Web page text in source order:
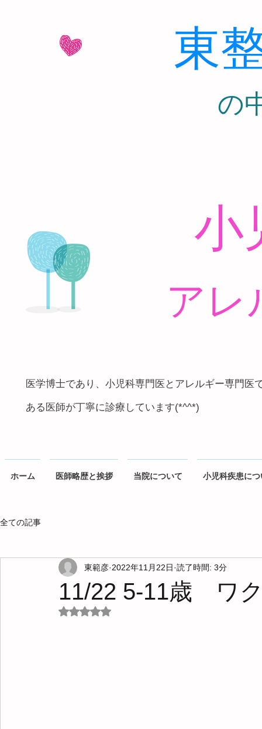
東
の
小
アレ
医学博士であり、小児科専門医とアレルギー専門医
ある医師が丁寧に診療しています(*^^*)
ホーム 医師略歴と挨拶 当院について 小児科疾患につ
全ての記事
11/22 5-11歳 ワ
東範彦 2022年11月22日 読了時間: 3分
5つ星のうちNaNと評価されています。